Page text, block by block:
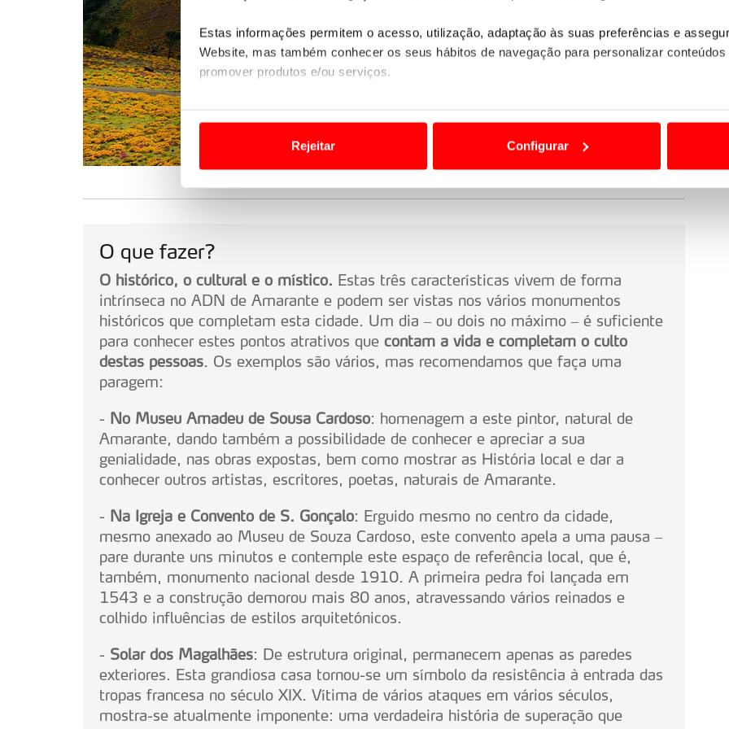
Estas informações permitem o acesso, utilização, adaptação às suas preferências e
Website, mas também conhecer os seus hábitos de navegação para personalizar
promover produtos e/ou serviços.
Usamos cookies para melhorar a sua experiência digital, personalizar conteúdos e
funcionalidades de redes sociais, bem como para analisar dados de navegação no nosso
e organizações na UE e em países terceiros.
O ACP garantirá que as transferências internacionais de dados pessoais serão realizadas
consentimento e quando tal se afigure estritamente necessário no contexto dos serviços a
Realçamos que o bloqueio de certo tipo de Cookies e tecnologias similares pode ter impacto
navegação no Website e nos serviços disponibilizados.
Rejeitar Configurar
O que fazer?
O histórico, o cultural e o místico. Estas três características vivem de forma
intrínseca no ADN de Amarante e podem ser vistas nos vários monumentos
históricos que completam esta cidade. Um dia – ou dois no máximo – é suficiente
para conhecer estes pontos atrativos que contam a vida e completam o culto
destas pessoas. Os exemplos são vários, mas recomendamos que faça uma
paragem:
- No Museu Amadeu de Sousa Cardoso: homenagem a este pintor, natural de
Amarante, dando também a possibilidade de conhecer e apreciar a sua
genialidade, nas obras expostas, bem como mostrar as História local e dar a
conhecer outros artistas, escritores, poetas, naturais de Amarante.
- Na Igreja e Convento de S. Gonçalo: Erguido mesmo no centro da cidade,
mesmo anexado ao Museu de Souza Cardoso, este convento apela a uma pausa –
pare durante uns minutos e contemple este espaço de referência local, que é,
também, monumento nacional desde 1910. A primeira pedra foi lançada em
1543 e a construção demorou mais 80 anos, atravessando vários reinados e
colhido influências de estilos arquitetónicos.
- Solar dos Magalhães: De estrutura original, permanecem apenas as paredes
exteriores. Esta grandiosa casa tornou-se um símbolo da resistência à entrada das
tropas francesa no século XIX. Vítima de vários ataques em vários séculos,
mostra-se atualmente imponente: uma verdadeira história de superação que